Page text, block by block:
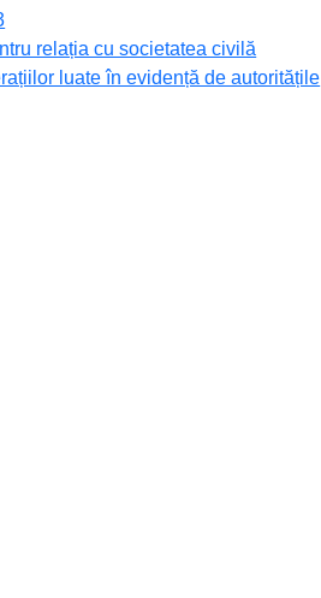
relația cu societatea civilă
luate în evidență de autoritățile